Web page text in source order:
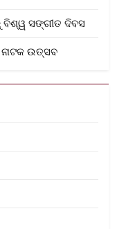
ବିଶ୍ୱ ସଙ୍ଗୀତ ଦିବସ
ଉତ୍ସବ